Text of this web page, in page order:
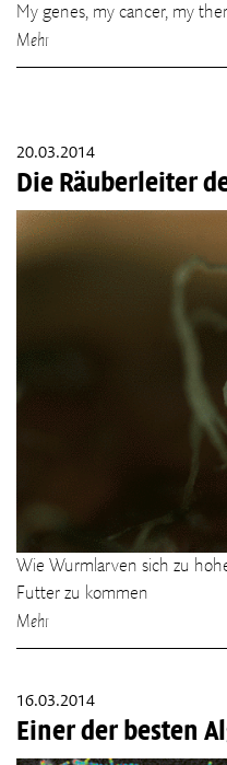
My genes, my cancer, my
Mehr
20.03.2014
Die Räuberleiter
Wie Wurmlarven sich zu
Futter zu kommen
Mehr
16.03.2014
Einer der besten